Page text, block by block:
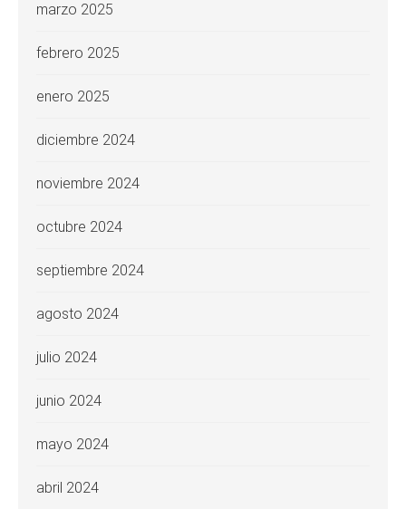
marzo 2025
febrero 2025
enero 2025
diciembre 2024
noviembre 2024
octubre 2024
septiembre 2024
agosto 2024
julio 2024
junio 2024
mayo 2024
abril 2024